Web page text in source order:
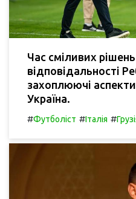
Час сміливих
відповідальності
захоплюючі аспекти
Україна.
#Футболіст #Італія #